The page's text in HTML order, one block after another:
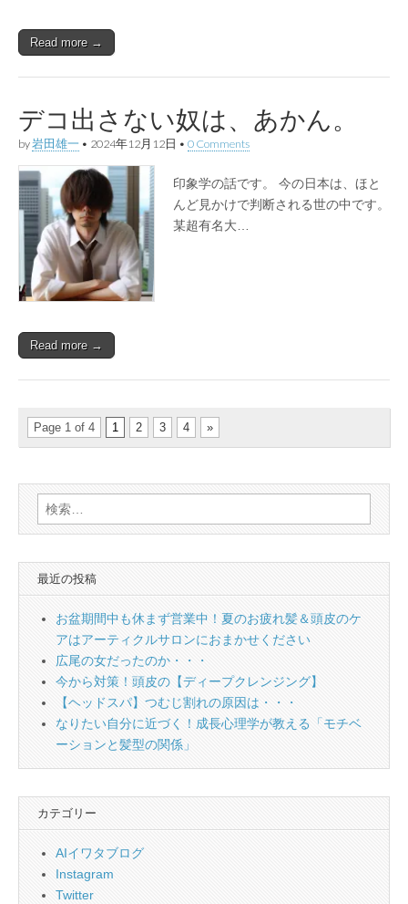
Read more →
デコ出さない奴は、あかん。
by岩田雄一 • 2024年12月12日 • 0 Comments
印象学の話です。 今の日本は、ほと
んど見かけで判断される世の中です。
某超有名大…
Read more →
Page 1 of 4 1 2 3 4 »
検
索:
最近の投稿
お盆期間中も休まず営業中！夏のお疲れ髪＆頭皮のケ
アはアーティクルサロンにおまかせください
広尾の女だったのか・・・
今から対策！頭皮の【ディープクレンジング】
【ヘッドスパ】つむじ割れの原因は・・・
なりたい自分に近づく！成長心理学が教える「モチベ
ーションと髪型の関係」
カテゴリー
AIイワタブログ
Instagram
Twitter